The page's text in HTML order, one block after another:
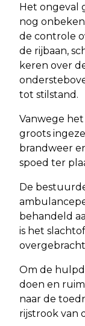
Het ongeval
nog
de controle
de rijbaan,
keren over
tot stilstand.
Vanwege
groots
brandweer
spoed ter
De
behandeld
is het
Om de
doen en
naar de
rijstrook van